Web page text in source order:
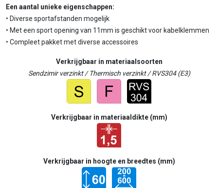
Een aantal unieke eigenschappen:
• Diverse sportafstanden mogelijk
• Met een sport opening van 11mm is geschikt voor kabelklemmen
• Compleet pakket met diverse accessoires
Verkrijgbaar in materiaalsoorten
Sendzimir verzinkt / Thermisch verzinkt / RVS304 (E3)
Verkrijgbaar in materiaaldikte (mm)
Verkrijgbaar in hoogte en breedtes (mm)